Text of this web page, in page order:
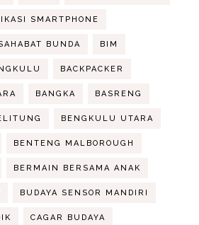
SMARTPHONE
BUNDA BIM
BACKPACKER
BANGKA BASRENG
BENGKULU UTARA
BENTENG MALBOROUGH
BERMAIN BERSAMA ANAK
BUDAYA SENSOR MANDIRI
CAGAR BUDAYA